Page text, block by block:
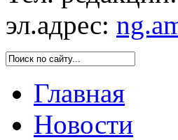
эл.адрес:
Главная
Новости